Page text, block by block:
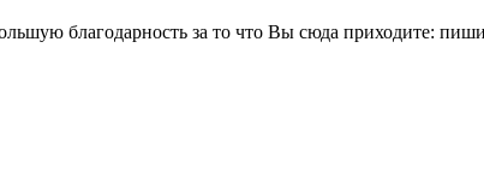
благодарность за то что Вы сюда приходите: